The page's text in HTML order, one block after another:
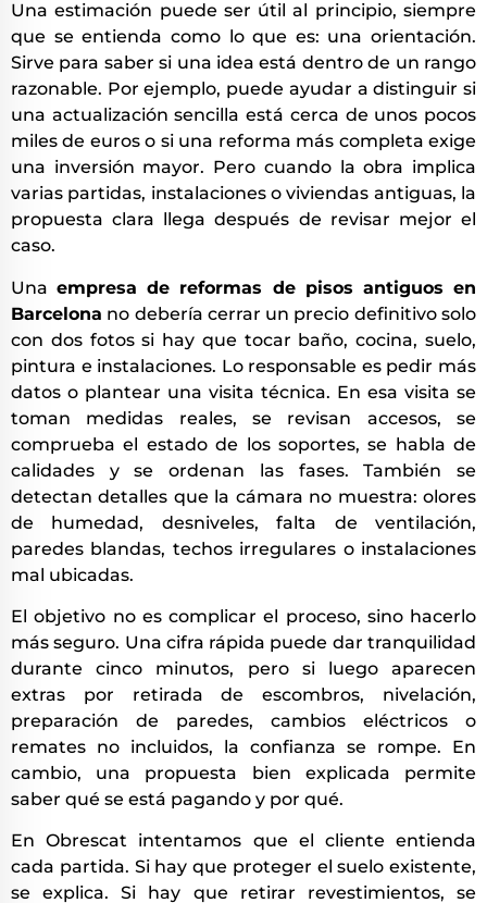
Una estimación puede ser útil al principio, siempre
que se entienda como lo que es: una orientación.
Sirve para saber si una idea está dentro de un rango
razonable. Por ejemplo, puede ayudar a distinguir si
una actualización sencilla está cerca de unos pocos
miles de euros o si una reforma más completa exige
una inversión mayor. Pero cuando la obra implica
varias partidas, instalaciones o viviendas antiguas, la
propuesta clara llega después de revisar mejor el
caso.
Unaempresa de reformas de pisos antiguos en
Barcelona no debería cerrar un precio definitivo solo
con dos fotos si hay que tocar baño, cocina, suelo,
pintura e instalaciones. Lo responsable es pedir más
datos o plantear una visita técnica. En esa visita se
toman medidas reales, se revisan accesos, se
comprueba el estado de los soportes, se habla de
calidades y se ordenan las fases. También se
detectan detalles que la cámara no muestra: olores
de humedad, desniveles, falta de ventilación,
paredes blandas, techos irregulares o instalaciones
mal ubicadas.
El objetivo no es complicar el proceso, sino hacerlo
más seguro. Una cifra rápida puede dar tranquilidad
durante cinco minutos, pero si luego aparecen
extras por retirada de escombros, nivelación,
preparación de paredes, cambios eléctricos o
remates no incluidos, la confianza se rompe. En
cambio, una propuesta bien explicada permite
saber qué se está pagando y por qué.
En Obrescat intentamos que el cliente entienda
cada partida. Si hay que proteger el suelo existente,
se explica. Si hay que retirar revestimientos, se